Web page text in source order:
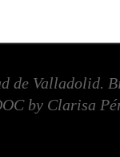
de Valladolid.
by Clarisa